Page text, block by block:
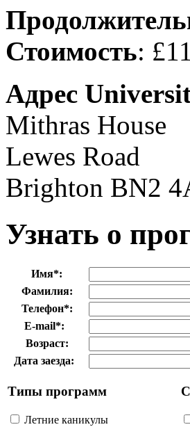
Стоимость:
Адрес
Mithras House
Lewes Road
Brighton BN2
Узнать о
Имя*:
Фамилия:
Телефон*:
E-mail*:
Возраст:
Дата заезда:
Типы программ
Летние каникулы